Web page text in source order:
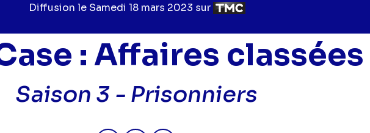
Diffusion le Jour
diffusion
Samedi 18 mars 2023 sur Chaîne
diffusion
: Affaires classées
Saison 3 - Prisonniers